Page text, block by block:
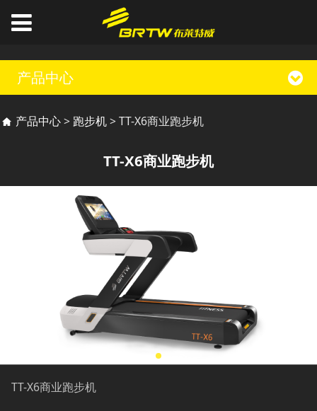
产品中心
TT-X6商业跑步机
产品中心> 跑步机>TT-X6商业跑步机
TT-X6商业跑步机
TT-X6商业跑步机